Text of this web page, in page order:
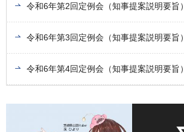
令和6年第2回定例会（知事提案説明要旨）
令和6年第3回定例会（知事提案説明要旨）
令和6年第4回定例会（知事提案説明要旨）